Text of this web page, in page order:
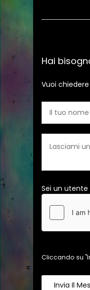
Hai
Vuoi
Sei un utente
Cliccando su
Invia Il